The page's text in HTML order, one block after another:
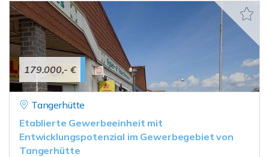
179.000,- €
Tangerhütte
Etablierte Gewerbeeinheit mit
Entwicklungspotenzial im Gewerbegebiet von
Tangerhütte